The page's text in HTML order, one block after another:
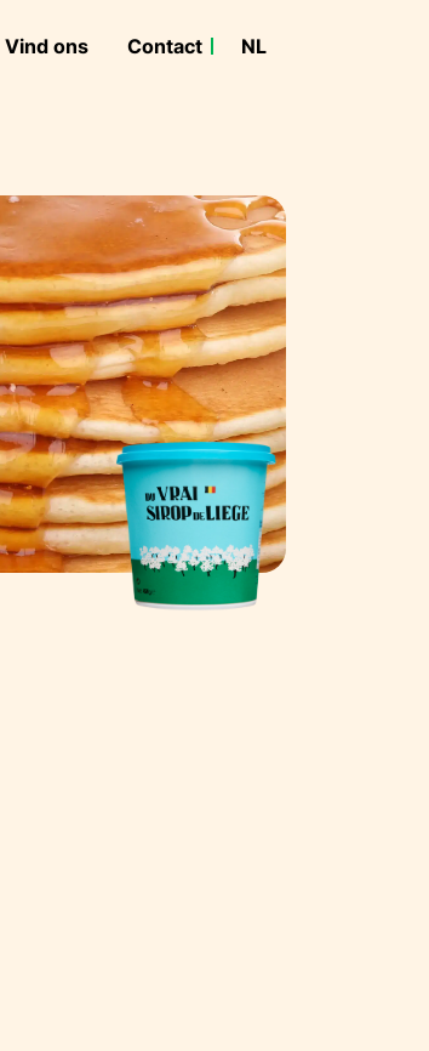
Vind ons Contact NL